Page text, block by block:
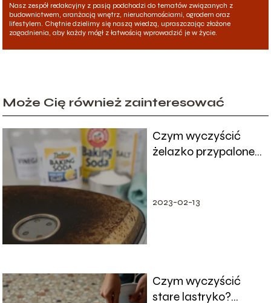
Nasz zespół redakcyjny z pasją podchodzi do tematów związanych z
budownictwem, aranżacją wnętrz, nieruchomościami, ogrodem oraz
lifestylem. Chętnie dzielimy się naszą wiedzą, upraszczając złożone
zagadnienia, aby każdy mógł z łatwością wprowadzić je w życie.
Może Cię również zainteresować
Czym wyczyścić
żelazko przypalone?
2023-02-13
Czym wyczyścić
stare lastryko?